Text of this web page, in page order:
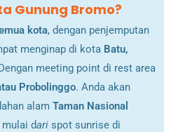
Gunung Bromo?
kota, dengan penjemputan
menginap di kota Batu,
meeting point di rest area
Probolinggo. Anda akan
alam Taman Nasional
mulai dari spot sunrise di